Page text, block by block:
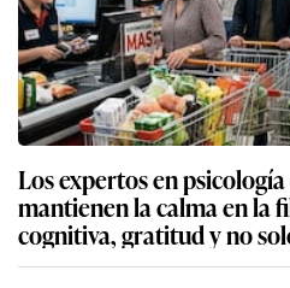
Los expertos en
mantienen la calma en la
cognitiva, gratitud y no